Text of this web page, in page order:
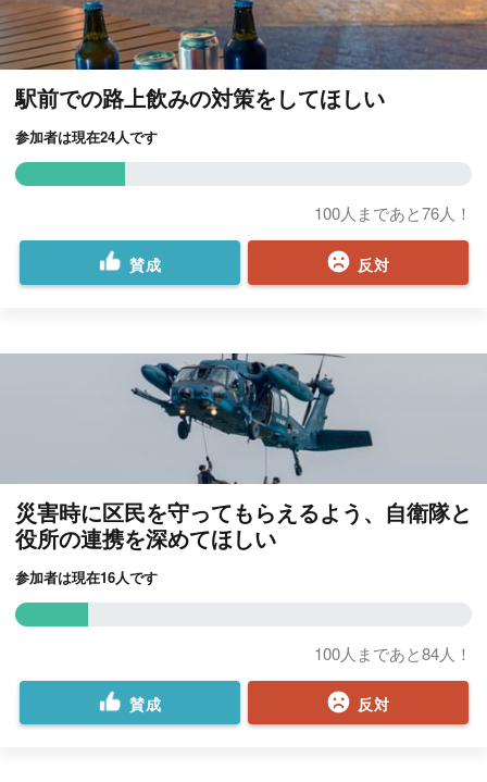
駅前での路上飲みの対策をしてほしい
参加者は現在24人です
100人まであと76人！
賛成 反対
災害時に区民を守ってもらえるよう、自衛隊と
役所の連携を深めてほしい
参加者は現在16人です
100人まであと84人！
賛成 反対